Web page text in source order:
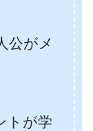
公がメ
トが学